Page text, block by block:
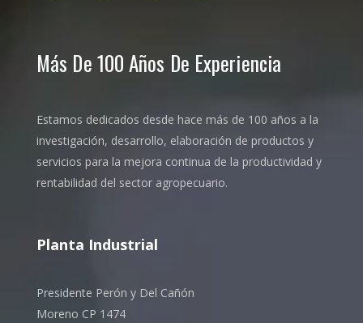
Más De 100 Años De Experiencia
Estamos dedicados desde hace más de 100 años a la
investigación, desarrollo, elaboración de productos y
servicios para la mejora continua de la productividad y
rentabilidad del sector agropecuario.
Planta Industrial
Presidente Perón y Del Cañón
Moreno CP 1474